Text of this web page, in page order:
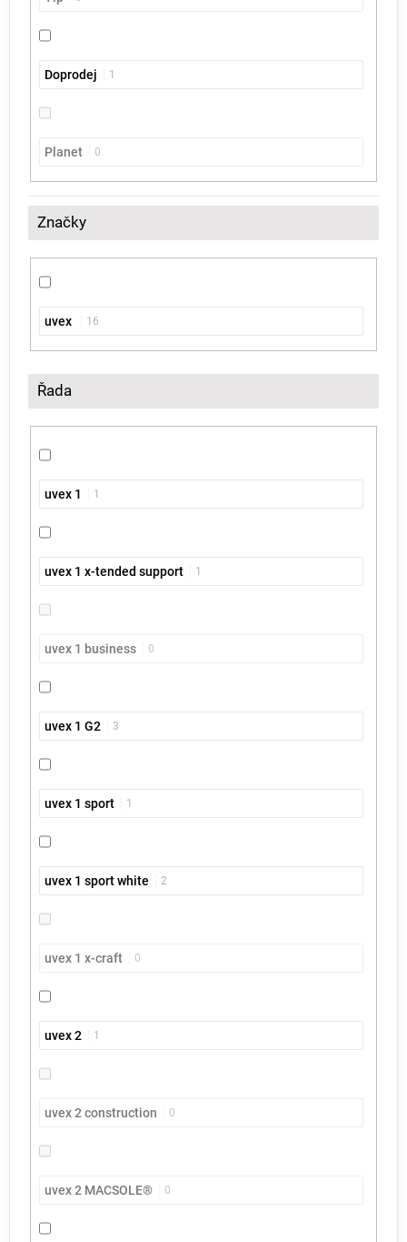
Doprodej 1
Planet 0
Značky
uvex 16
Řada
uvex 1 1
uvex 1 x-tended support 1
uvex 1 business 0
uvex 1 G2 3
uvex 1 sport 1
uvex 1 sport white 2
uvex 1 x-craft 0
uvex 2 1
uvex 2 construction 0
uvex 2 MACSOLE® 0